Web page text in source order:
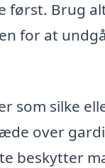
først. Brug
for at
som silke
over
beskytter